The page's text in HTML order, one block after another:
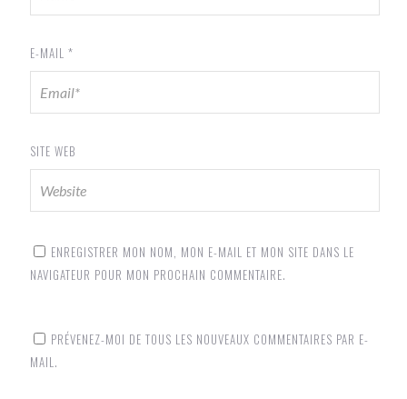
E-MAIL *
SITE WEB
ENREGISTRER MON NOM, MON E-MAIL ET MON SITE DANS LE
NAVIGATEUR POUR MON PROCHAIN COMMENTAIRE.
PRÉVENEZ-MOI DE TOUS LES NOUVEAUX COMMENTAIRES PAR E-
MAIL.